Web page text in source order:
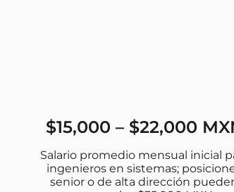
$15,000 – $22,000
Salario promedio mensual inicial
ingenieros en sistemas;
senior o de alta dirección